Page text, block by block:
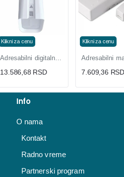
Klikni za cenu
13.586,68 RSD
Klikni za cenu
7.609,36 RSD
Info
O nama
Kontakt
Radno vreme
Partnerski program